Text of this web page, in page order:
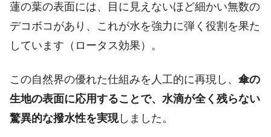
蓮の葉の表面には、目に見えないほど細かい無数の
デコボコがあり、これが水を強力に弾く役割を果た
しています（ロータス効果）。
この自然界の優れた仕組みを人工的に再現し、 傘の
生地の表面に応用することで、水滴が全く残らない
驚異的な撥水性を実現しました。